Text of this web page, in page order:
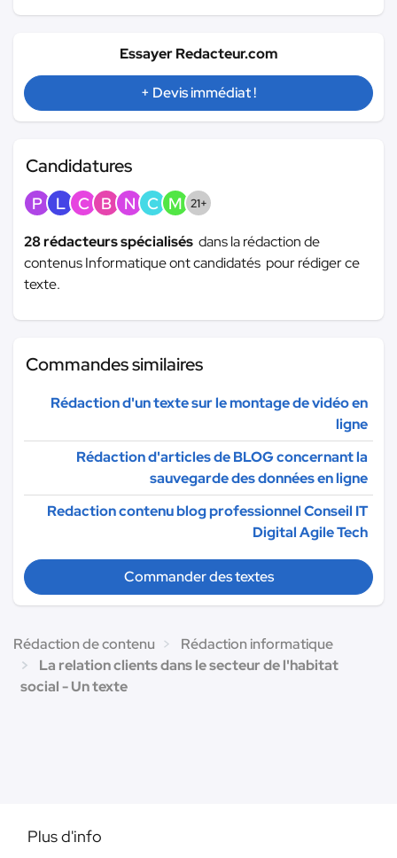
Essayer Redacteur.com
+ Devis immédiat !
Candidatures
P L C B N C M 21+
28 rédacteurs spécialisés dans la rédaction de
contenus Informatique ont candidatés pour rédiger ce
texte.
Commandes similaires
Rédaction d'un texte sur le montage de vidéo en
ligne
Rédaction d'articles de BLOG concernant la
sauvegarde des données en ligne
Redaction contenu blog professionnel Conseil IT
Digital Agile Tech
Commander des textes
Rédaction de contenu
Rédaction informatique
La relation clients dans le secteur de l'habitat
social - Un texte
Plus d'info